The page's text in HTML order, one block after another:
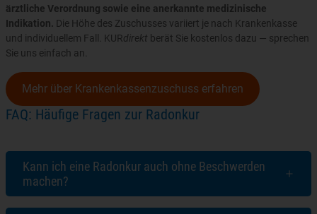
ärztliche Verordnung sowie eine anerkannte medizinische
Indikation. Die Höhe des Zuschusses variiert je nach Krankenkasse
und individuellem Fall. KURdirekt berät Sie kostenlos dazu — sprechen
Sie uns einfach an.
Mehr über Krankenkassenzuschuss erfahren
FAQ: Häufige Fragen zur Radonkur
Kann ich eine Radonkur auch ohne Beschwerden
machen?